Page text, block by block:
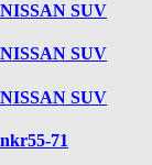
NISSAN SUV
NISSAN SUV
NISSAN SUV
nkr55-71